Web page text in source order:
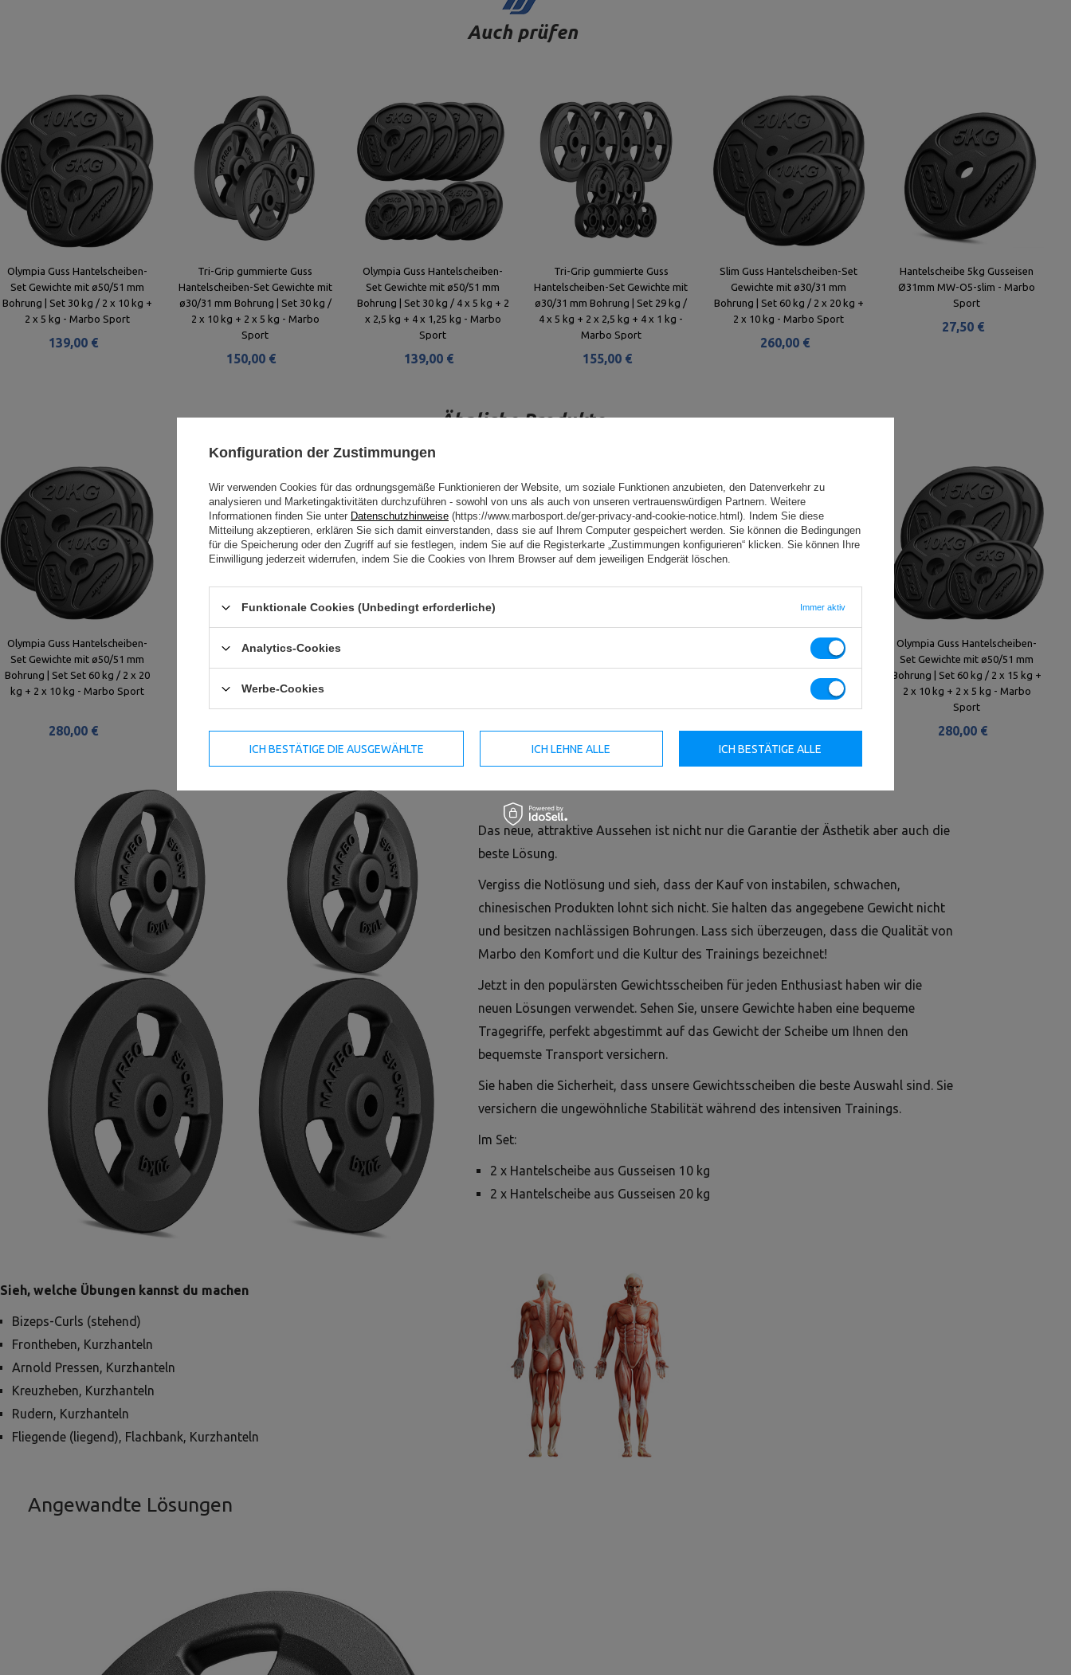
Auch prüfen
Olympia Guss Hantelscheiben-
Set Gewichte mit ø50/51 mm
Bohrung | Set 30 kg / 2 x 10 kg +
2 x 5 kg - Marbo Sport
139,00 €
Tri-Grip gummierte Guss
Hantelscheiben-Set Gewichte mit
ø30/31 mm Bohrung | Set 30 kg /
2 x 10 kg + 2 x 5 kg - Marbo
Sport
150,00 €
Olympia Guss Hantelscheiben-
Set Gewichte mit ø50/51 mm
Bohrung | Set 30 kg / 4 x 5 kg + 2
x 2,5 kg + 4 x 1,25 kg - Marbo
Sport
139,00 €
Tri-Grip gummierte Guss
Hantelscheiben-Set Gewichte mit
ø30/31 mm Bohrung | Set 29 kg /
4 x 5 kg + 2 x 2,5 kg + 4 x 1 kg -
Marbo Sport
155,00 €
Slim Guss Hantelscheiben-Set
Gewichte mit ø30/31 mm
Bohrung | Set 60 kg / 2 x 20 kg +
2 x 10 kg - Marbo Sport
260,00 €
Hantelscheibe 5kg Gusseisen
Ø31mm MW-O5-slim - Marbo
Sport
27,50 €
Ähnliche Produkte
Olympia Guss Hantelscheiben-
Set Gewichte mit ø50/51 mm
Bohrung | Set Set 60 kg / 2 x 20
kg + 2 x 10 kg - Marbo Sport
280,00 €
Slim Guss Hantelscheiben-Set
2 x 10 kg + 2 x 5 kg - Marbo
Sport
260,00 € 82,50 € 55,00 €
Tri-Grip Guss Hantelscheiben-
Set Gewichte mit ø30/31 mm
x 2,5 kg + 4 x 1 kg - Marbo Sport
130,00 €
Olympia Guss Hantelscheiben-
Set Gewichte mit ø50/51 mm
Bohrung | Set 60 kg / 2 x 15 kg +
2 x 10 kg + 2 x 5 kg - Marbo
Sport
280,00 €
Das neue, attraktive Aussehen ist nicht nur die Garantie der Ästhetik aber auch die
beste Lösung.
Vergiss die Notlösung und sieh, dass der Kauf von instabilen, schwachen,
chinesischen Produkten lohnt sich nicht. Sie halten das angegebene Gewicht nicht
und besitzen nachlässigen Bohrungen. Lass sich überzeugen, dass die Qualität von
Marbo den Komfort und die Kultur des Trainings bezeichnet!
Jetzt in den populärsten Gewichtsscheiben für jeden Enthusiast haben wir die
neuen Lösungen verwendet. Sehen Sie, unsere Gewichte haben eine bequeme
Tragegriffe, perfekt abgestimmt auf das Gewicht der Scheibe um Ihnen den
bequemste Transport versichern.
Sie haben die Sicherheit, dass unsere Gewichtsscheiben die beste Auswahl sind. Sie
versichern die ungewöhnliche Stabilität während des intensiven Trainings.
Im Set:
2 x Hantelscheibe aus Gusseisen 10 kg
2 x Hantelscheibe aus Gusseisen 20 kg
Sieh, welche Übungen kannst du machen
Bizeps-Curls (stehend)
Frontheben, Kurzhanteln
Arnold Pressen, Kurzhanteln
Kreuzheben, Kurzhanteln
Rudern, Kurzhanteln
Fliegende (liegend), Flachbank, Kurzhanteln
Angewandte Lösungen
Konfiguration der Zustimmungen
Wir verwenden Cookies für das ordnungsgemäße Funktionieren der Website, um soziale Funktionen anzubieten, den Datenverkehr zu
analysieren und Marketingaktivitäten durchzuführen - sowohl von uns als auch von unseren vertrauenswürdigen Partnern. Weitere
Informationen finden Sie unter Datenschutzhinweise (https://www.marbosport.de/ger-privacy-and-cookie-notice.html). Indem Sie diese
Mitteilung akzeptieren, erklären Sie sich damit einverstanden, dass sie auf Ihrem Computer gespeichert werden. Sie können die Bedingungen
für die Speicherung oder den Zugriff auf sie festlegen, indem Sie auf die Registerkarte „Zustimmungen konfigurieren“ klicken. Sie können Ihre
Einwilligung jederzeit widerrufen, indem Sie die Cookies von Ihrem Browser auf dem jeweiligen Endgerät löschen.
Funktionale Cookies (Unbedingt erforderliche) Immer aktiv
Analytics-Cookies
Werbe-Cookies
ICH BESTÄTIGE DIE AUSGEWÄHLTE ICH LEHNE ALLE ICH BESTÄTIGE ALLE